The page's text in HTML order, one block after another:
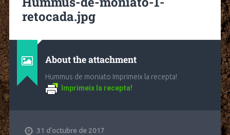
retocada.jpg
About the attachment
Hummus de moniato Imprimeix la recepta!
Imprimeix la recepta!
31 d'octubre de 2017